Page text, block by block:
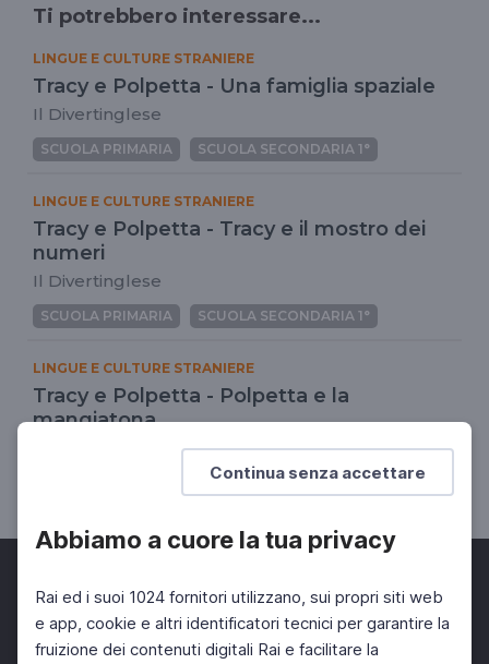
Continua senza accettare
Abbiamo a cuore la tua privacy
Rai ed i suoi 1024 fornitori utilizzano, sui propri siti web
e app, cookie e altri identificatori tecnici per garantire la
fruizione dei contenuti digitali Rai e facilitare la
Ti potrebbero interessare...
LINGUE E CULTURE STRANIERE
Tracy e Polpetta - Una famiglia spaziale
Il Divertinglese
SCUOLA PRIMARIA SCUOLA SECONDARIA 1°
LINGUE E CULTURE STRANIERE
Tracy e Polpetta - Tracy e il mostro dei
numeri
Il Divertinglese
SCUOLA PRIMARIA SCUOLA SECONDARIA 1°
LINGUE E CULTURE STRANIERE
Tracy e Polpetta - Polpetta e la
mangiatona
SCUOLA SECONDARIA 1°
Facebook Twitter Instagram